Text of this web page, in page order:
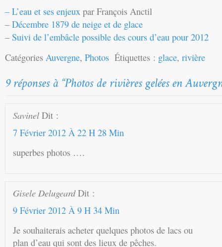
– L’eau et ses enjeux par François Anctil
–Décembre 1879 de neige et de glace
–Suivi de l’embâcle possible des cours d’eau pour 2012
Catégories Auvergne, Photos Étiquettes : glace, rivière
Savinel Dit :
7 Février 2012 À 22 H 28 Min
superbes photos ….
Gisele Delugeard Dit :
9 Février 2012 À 9 H 34 Min
Je souhaiterais acheter quelques photos de lacs ou
plan d’eau qui sont des lieux de pêches.